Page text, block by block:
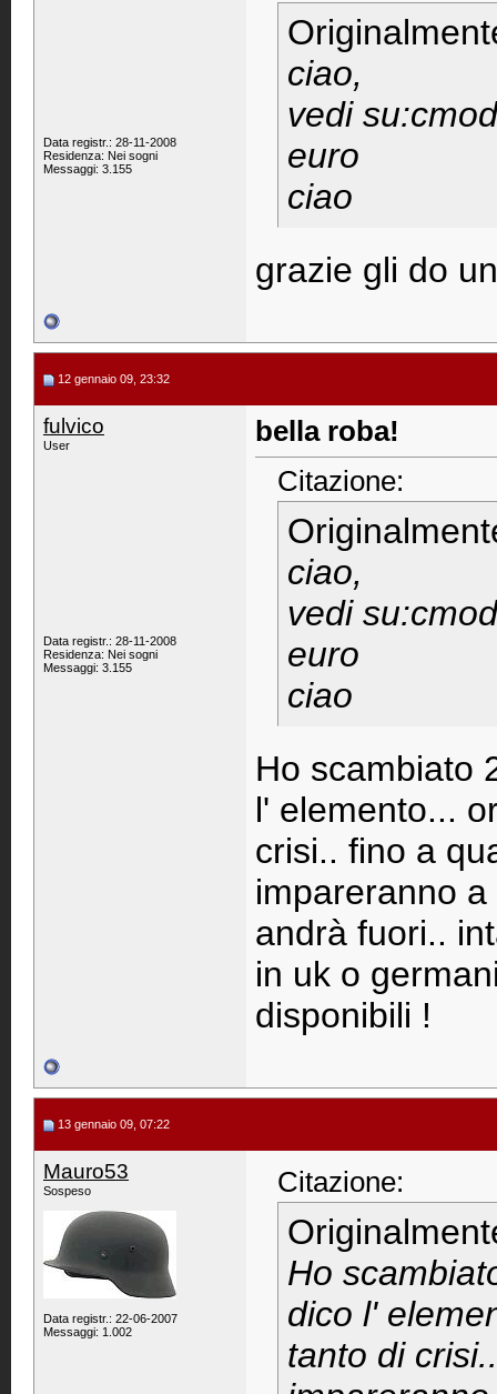
Data registr.: 28-11-2008
Residenza: Nei sogni
Messaggi: 3.155
ciao,
vedi
euro
ciao
grazie gli do
12 gennaio 09, 23:32
fulvico
User
Data registr.: 28-11-2008
Residenza: Nei sogni
Messaggi: 3.155
bella roba!
Citazione:
ciao,
vedi
euro
ciao
Ho scambiato
l' elemento...
crisi.. fino a
impareranno
andrà fuori..
in uk o
disponibili !
13 gennaio 09, 07:22
Mauro53
Sospeso
Data registr.: 22-06-2007
Messaggi: 1.002
Citazione:
Ho
dico l'
tanto di